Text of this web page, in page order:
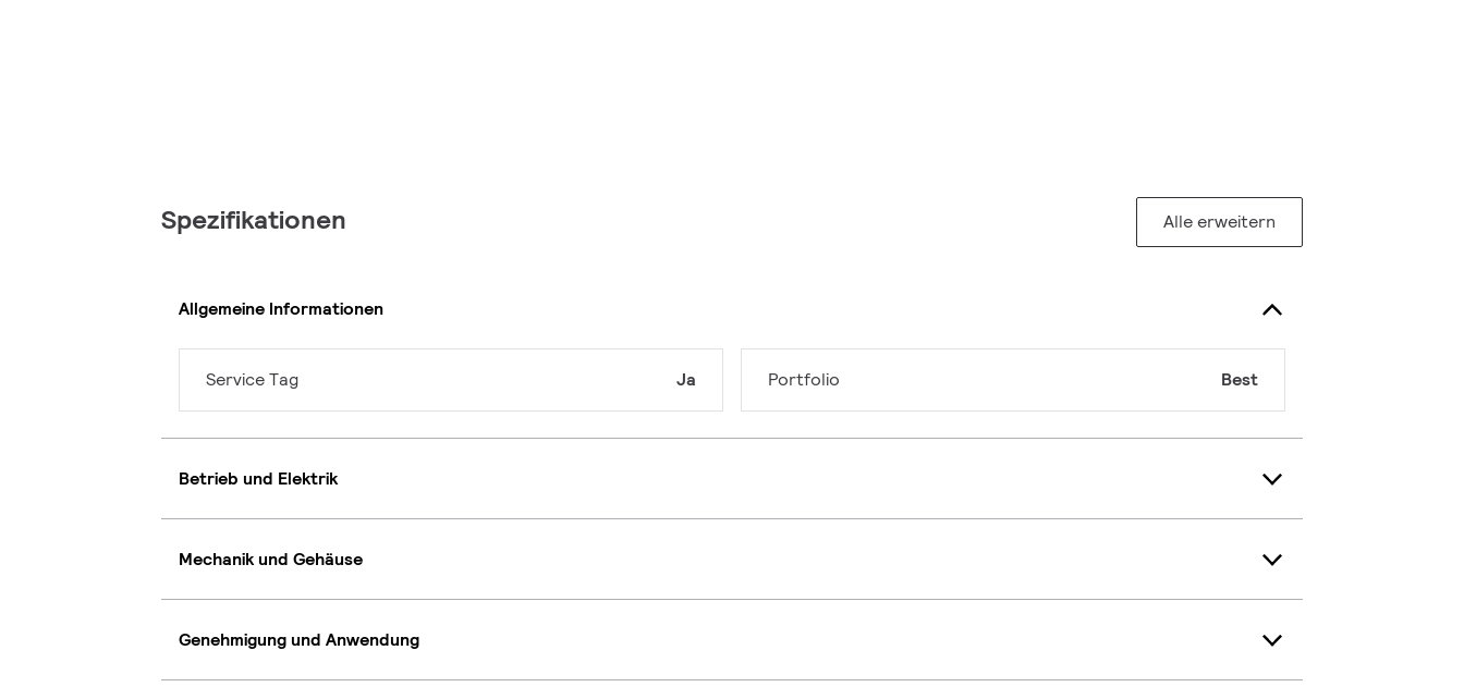
Spezifikationen Alle erweitern
Allgemeine Informationen
Service Tag Ja Portfolio Best
Betrieb und Elektrik
Mechanik und Gehäuse
Genehmigung und Anwendung